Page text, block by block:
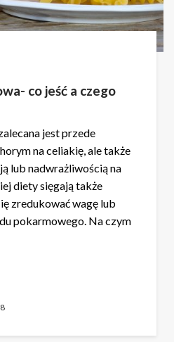
co jeść a czego
jest przede
na celiakię, ale także
lub nadwrażliwością na
diety sięgają także
zredukować wagę lub
pokarmowego. Na czym